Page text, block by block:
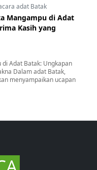
adat Batak
Mangampu di Adat
Kasih yang
Adat Batak: Ungkapan
Dalam adat Batak,
menyampaikan ucapan